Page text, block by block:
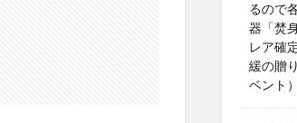
るので
器「焚
レア確
緩の贈
ベント）